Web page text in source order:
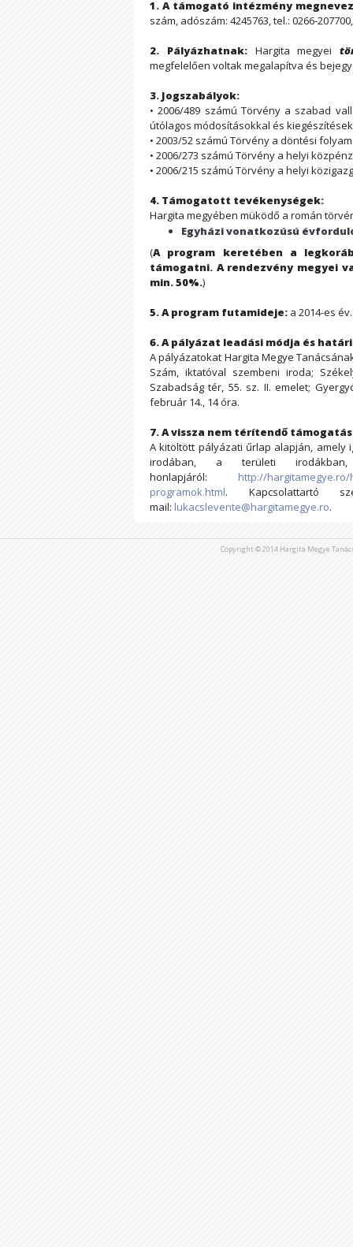
1. A támogató intézmény
szám, adószám: 4245763, tel.: 0266-
2. Pályázhatnak:Hargita megyei
megfelelően voltak megalapítva és
3. Jogszabályok:
• 2006/489 számú Törvény a szabad
útólagos módosításokkal és
• 2003/52 számú Törvény a döntési
• 2006/273 számú Törvény a helyi
• 2006/215 számú Törvény a helyi
4. Támogatott tevékenységek:
Hargita megyében müködő a román
Egyházi vonatkozúsú
(A program keretében a
támogatni. A rendezvény megyei
min. 50%.)
5. A program futamideje: a 2014-es év.
6. A pályázat leadási módja és
A pályázatokat Hargita Megye
Szám, iktatóval szembeni iroda;
Szabadság tér, 55. sz. II. emelet;
február 14., 14 óra.
7. A vissza nem térítendő
A kitöltött pályázati űrlap alapján, amely
irodában, a területi
honlapjáról: http://
programok.html. Kapcsolattartó
mail: lukacslevente@hargitamegye.ro.
Copyright © 2014 Hargita Megye